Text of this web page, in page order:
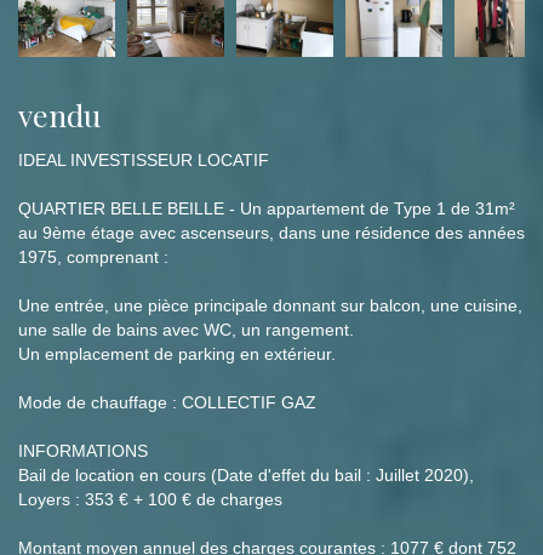
vendu
IDEAL INVESTISSEUR LOCATIF
QUARTIER BELLE BEILLE - Un appartement de Type 1 de 31m²
au 9ème étage avec ascenseurs, dans une résidence des années
1975, comprenant :
Une entrée, une pièce principale donnant sur balcon, une cuisine,
une salle de bains avec WC, un rangement.
Un emplacement de parking en extérieur.
Mode de chauffage : COLLECTIF GAZ
INFORMATIONS
Bail de location en cours (Date d'effet du bail : Juillet 2020),
Loyers : 353 € + 100 € de charges
Montant moyen annuel des charges courantes : 1077 € dont 752